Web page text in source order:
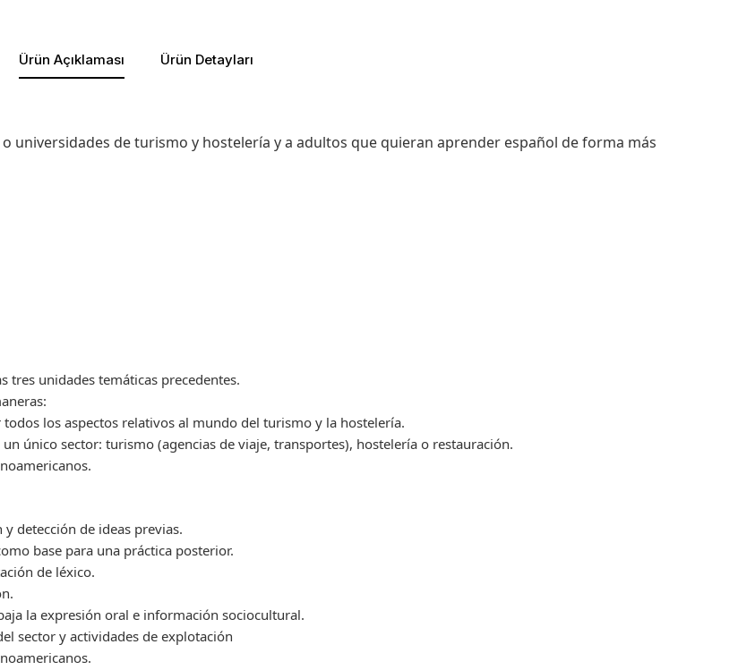
Ürün Açıklaması Ürün Detayları
universidades de turismo y hostelería y a adultos que quieran aprender español de forma más
tres unidades temáticas precedentes.
los aspectos relativos al mundo del turismo y la hostelería.
único sector: turismo (agencias de viaje, transportes), hostelería o restauración.
detección de ideas previas.
base para una práctica posterior.
de léxico.
la expresión oral e información sociocultural.
sector y actividades de explotación